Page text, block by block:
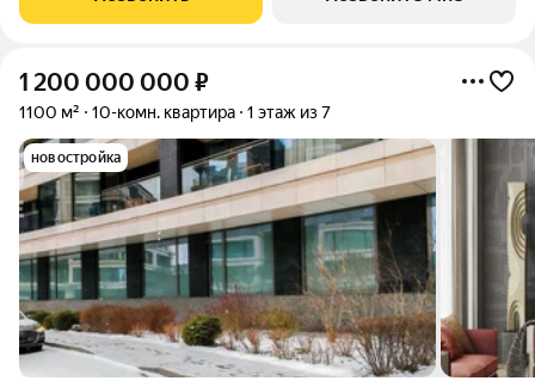
стоимости. Скидка действуют
1 200 000 000 ₽
1100 м² 10-комн. квартира 1 этаж из 7
новостройка